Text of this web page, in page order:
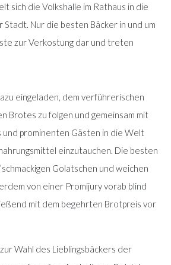
sich die Volkshalle im Rathaus in die
Nur die besten Bäcker in und um
zur Verkostung dar und treten
eingeladen, dem verführerischen
Brotes zu folgen und gemeinsam mit
prominenten Gästen in die Welt
einzutauchen. Die besten
Golatschen und weichen
von einer Promijury vorab blind
mit dem begehrten Brotpreis vor
Wahl des Lieblingsbäckers der